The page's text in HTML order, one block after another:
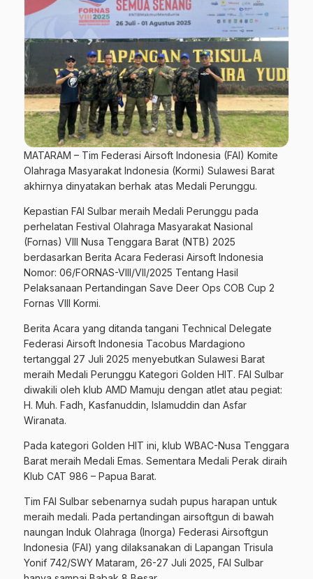
MATARAM – Tim Federasi Airsoft Indonesia (FAI) Komite
Olahraga Masyarakat Indonesia (Kormi) Sulawesi Barat
akhirnya dinyatakan berhak atas Medali Perunggu.
Kepastian FAI Sulbar meraih Medali Perunggu pada
perhelatan Festival Olahraga Masyarakat Nasional
(Fornas) VIII Nusa Tenggara Barat (NTB) 2025
berdasarkan Berita Acara Federasi Airsoft Indonesia
Nomor: 06/FORNAS-VIII/VII/2025 Tentang Hasil
Pelaksanaan Pertandingan Save Deer Ops COB Cup 2
Fornas VIII Kormi.
Berita Acara yang ditanda tangani Technical Delegate
Federasi Airsoft Indonesia Tacobus Mardagiono
tertanggal 27 Juli 2025 menyebutkan Sulawesi Barat
meraih Medali Perunggu Kategori Golden HIT. FAI Sulbar
diwakili oleh klub AMD Mamuju dengan atlet atau pegiat:
H. Muh. Fadh, Kasfanuddin, Islamuddin dan Asfar
Wiranata.
Pada kategori Golden HIT ini, klub WBAC-Nusa Tenggara
Barat meraih Medali Emas. Sementara Medali Perak diraih
Klub CAT 986 – Papua Barat.
Tim FAI Sulbar sebenarnya sudah pupus harapan untuk
meraih medali. Pada pertandingan airsoftgun di bawah
naungan Induk Olahraga (Inorga) Federasi Airsoftgun
Indonesia (FAI) yang dilaksanakan di Lapangan Trisula
Yonif 742/SWY Mataram, 26-27 Juli 2025, FAI Sulbar